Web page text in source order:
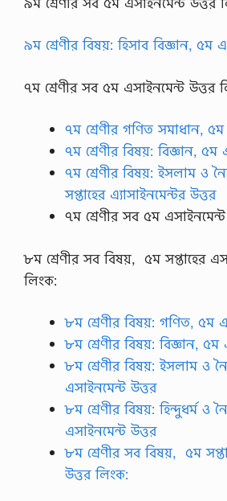
৯ম শ্রেণীর বিষয়: হিসাব বিজ্ঞান, ৫ম
৭ম শ্রেণীর সব ৫ম এসাইনমেন্ট উত্তর
৭ম শ্রেণীর গণিত সমাধান,
৭ম শ্রেণীর বিষয়: বিজ্ঞান, ৫ম
৭ম শ্রেণীর বিষয়: ইসলাম ও
সপ্তাহের এ্যাসাইনমেন্টর উত্তর
৭ম শ্রেণীর সব ৫ম
৮ম শ্রেণীর সব বিষয়, ৫ম সপ্তাহের
লিংক:
৮ম শ্রেণীর বিষয়: গণিত, ৫ম
৮ম শ্রেণীর বিষয়: বিজ্ঞান, ৫ম
৮ম শ্রেণীর বিষয়: ইসলাম ও
এসাইনমেন্ট উত্তর
৮ম শ্রেণীর বিষয়: হিন্দুধর্ম ও
এসাইনমেন্ট উত্তর
৮ম শ্রেণীর সব বিষয়, ৫ম
উত্তর লিংক: